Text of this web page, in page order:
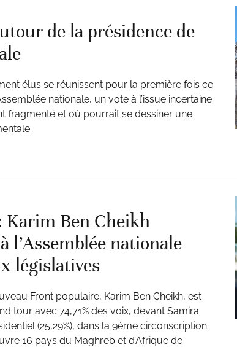
de la présidence de
élus se réunissent pour la première fois ce
nationale, un vote à l’issue incertaine
fragmenté et où pourrait se dessiner une
Karim Ben Cheikh
l’Assemblée nationale
législatives
Front populaire, Karim Ben Cheikh, est
tour avec 74,71% des voix, devant Samira
(25,29%), dans la 9ème circonscription
16 pays du Maghreb et d’Afrique de